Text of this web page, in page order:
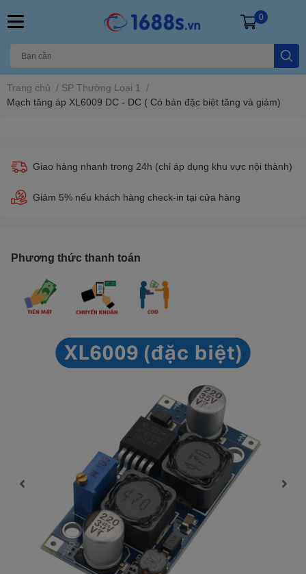
0
Trang chủ / SP Thường Loại 1
/
Mạch tăng áp XL6009 DC - DC ( Có bản đặc biệt tăng và giảm)
Giao hàng nhanh trong 24h (chỉ áp dụng khu vực nội thành)
Giảm 5% nếu khách hàng check-in tại cửa hàng
Phương thức thanh toán